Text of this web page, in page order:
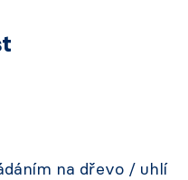
na dřevo / uhlí